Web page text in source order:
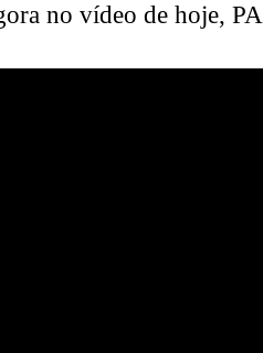
no vídeo de hoje,